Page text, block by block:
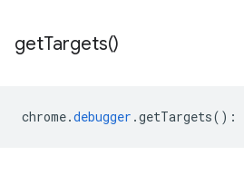
getTargets()
chrome.debugger .getTargets() :